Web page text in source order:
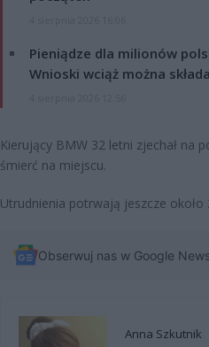
Pieniądze dla milionów
Wnioski wciąż można
Kierujący BMW 32 letni zjechał na
śmierć na miejscu.
Utrudnienia potrwają jeszcze około
Obserwuj nas w Google
Anna Szkutnik